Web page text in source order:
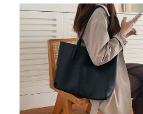
風バッグ 斜めがけ対応 通勤通
学 お出かけバッグ 秋冬 春夏 コ
ーデ おしゃれ 人気 5色展開 K-
B0198